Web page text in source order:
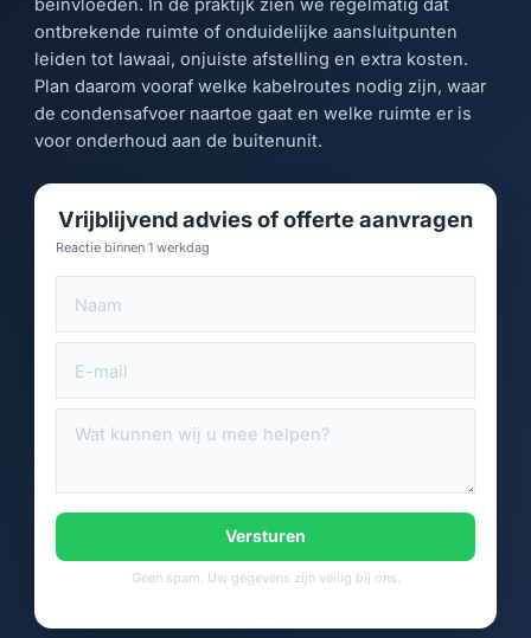
beïnvloeden. In de praktijk zien we regelmatig dat
ontbrekende ruimte of onduidelijke aansluitpunten
leiden tot lawaai, onjuiste afstelling en extra kosten.
Plan daarom vooraf welke kabelroutes nodig zijn, waar
de condensafvoer naartoe gaat en welke ruimte er is
voor onderhoud aan de buitenunit.
Vrijblijvend advies of offerte aanvragen
Reactie binnen 1 werkdag
Versturen
Geen spam. Uw gegevens zijn veilig bij ons.